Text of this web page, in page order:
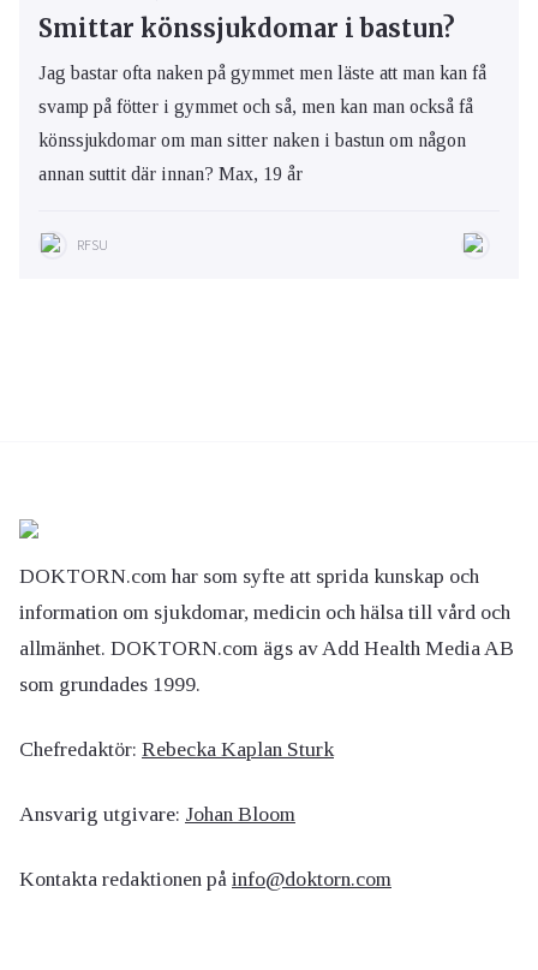
Smittar könssjukdomar i bastun?
Jag bastar ofta naken på gymmet men läste att man kan få
svamp på fötter i gymmet och så, men kan man också få
könssjukdomar om man sitter naken i bastun om någon
annan suttit där innan? Max, 19 år
RFSU
DOKTORN.com har som syfte att sprida kunskap och
information om sjukdomar, medicin och hälsa till vård och
allmänhet. DOKTORN.com ägs av Add Health Media AB
som grundades 1999.
Chefredaktör: Rebecka Kaplan Sturk
Ansvarig utgivare: Johan Bloom
Kontakta redaktionen på info@doktorn.com